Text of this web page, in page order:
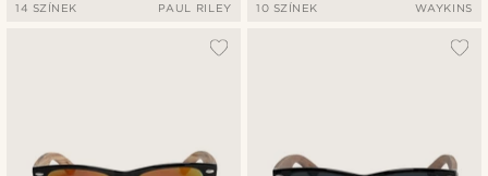
14 SZÍNEK PAUL RILEY 10 SZÍNEK WAYKINS